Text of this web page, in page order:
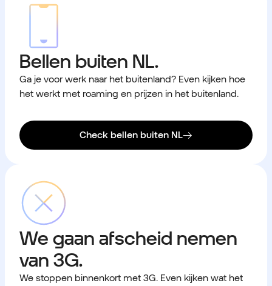
Bellen buiten NL.
Ga je voor werk naar het buitenland? Even kijken hoe
het werkt met roaming en prijzen in het buitenland.
Check bellen buiten NL
We gaan afscheid nemen
van 3G.
We stoppen binnenkort met 3G. Even kijken wat het